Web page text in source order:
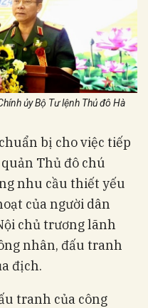
ủy Bộ Tư lệnh Thủ đô Hà
bị cho việc tiếp
Thủ đô chú
nhu cầu thiết yếu
của người dân
chủ trương lãnh
nhân, đấu tranh
địch.
tranh của công